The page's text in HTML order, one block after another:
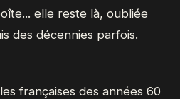
elle reste là, oubliée
des décennies parfois.
françaises des années 60